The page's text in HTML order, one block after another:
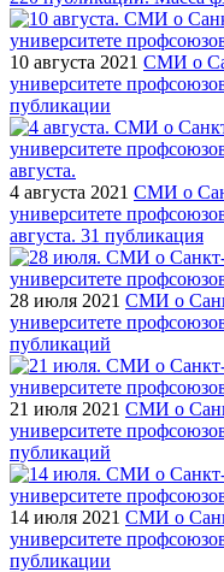
10 августа 2021 СМИ о
университете
публикации
4 августа 2021 СМИ о
университете
августа. 31 публикация
28 июля 2021 СМИ о
университете
публикаций
21 июля 2021 СМИ о
университете
публикаций
14 июля 2021 СМИ о
университете
публикации